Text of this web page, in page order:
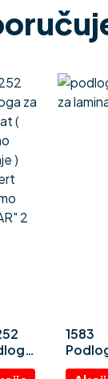
1583
za